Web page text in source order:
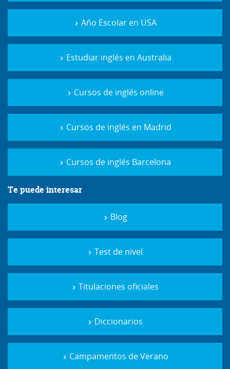
Año Escolar en USA
Estudiar inglés en Australia
Cursos de inglés online
Cursos de inglés en Madrid
Cursos de inglés Barcelona
Te puede interesar
Blog
Test de nivel
Titulaciones oficiales
Diccionarios
Campamentos de Verano